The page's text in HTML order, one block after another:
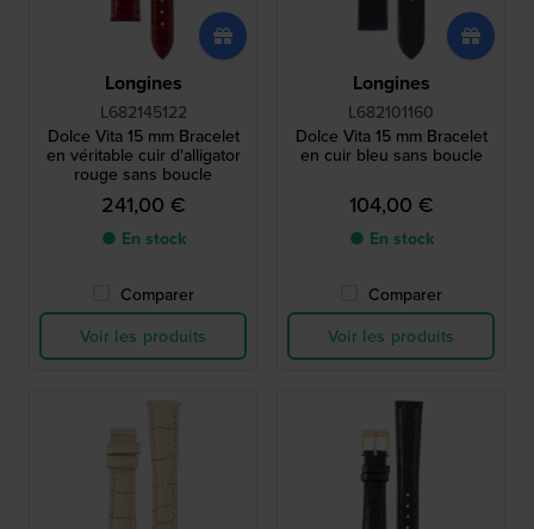
Longines
L682145122
Dolce Vita 15 mm Bracelet
en véritable cuir d'alligator
rouge sans boucle
241,00 €
● En stock
Comparer
Voir les produits
Longines
L682101160
Dolce Vita 15 mm Bracelet
en cuir bleu sans boucle
104,00 €
● En stock
Comparer
Voir les produits